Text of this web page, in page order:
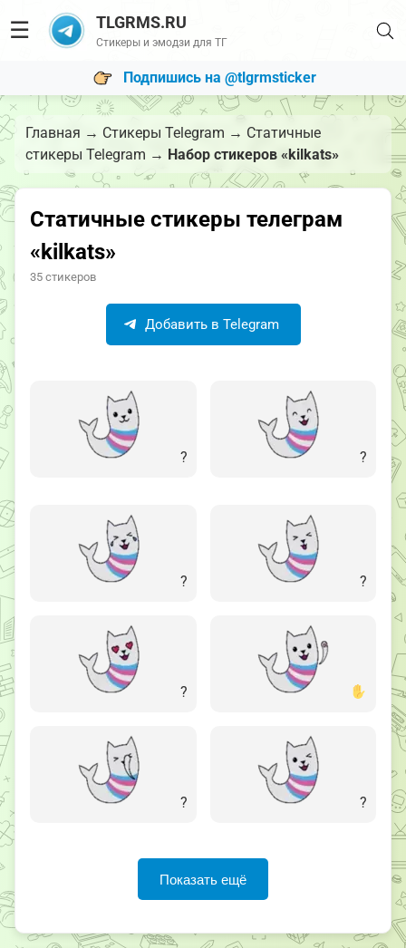
☰ TLGRMS.RU
Стикеры и эмодзи для ТГ
Подпишись на @tlgrmsticker
Главная → Стикеры Telegram → Статичные
стикеры Telegram → Набор стикеров «kilkats»
Статичные стикеры телеграм
«kilkats»
35 стикеров
Добавить в Telegram
? ?
? ?
?
? ?
Показать ещё